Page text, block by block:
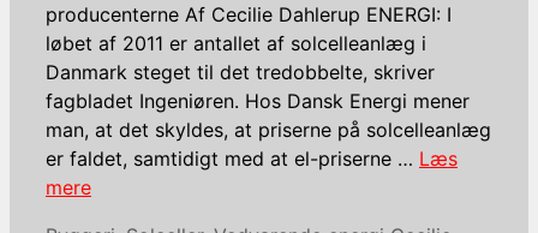
producenterne Af Cecilie Dahlerup ENERGI: I
løbet af 2011 er antallet af solcelleanlæg i
Danmark steget til det tredobbelte, skriver
fagbladet Ingeniøren. Hos Dansk Energi mener
man, at det skyldes, at priserne på solcelleanlæg
er faldet, samtidigt med at el-priserne … Læs
mere